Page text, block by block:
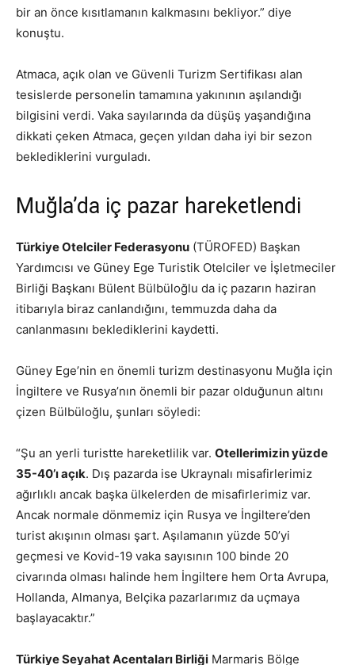
bir an önce kısıtlamanın kalkmasını bekliyor.” diye
konuştu.
Atmaca, açık olan ve Güvenli Turizm Sertifikası alan
tesislerde personelin tamamına yakınının aşılandığı
bilgisini verdi. Vaka sayılarında da düşüş yaşandığına
dikkati çeken Atmaca, geçen yıldan daha iyi bir sezon
beklediklerini vurguladı.
Muğla’da iç pazar hareketlendi
Türkiye Otelciler Federasyonu (TÜROFED) Başkan
Yardımcısı ve Güney Ege Turistik Otelciler ve İşletmeciler
Birliği Başkanı Bülent Bülbüloğlu da iç pazarın haziran
itibarıyla biraz canlandığını, temmuzda daha da
canlanmasını beklediklerini kaydetti.
Güney Ege’nin en önemli turizm destinasyonu Muğla için
İngiltere ve Rusya’nın önemli bir pazar olduğunun altını
çizen Bülbüloğlu, şunları söyledi:
“Şu an yerli turistte hareketlilik var. Otellerimizin yüzde
35-40’ı açık. Dış pazarda ise Ukraynalı misafirlerimiz
ağırlıklı ancak başka ülkelerden de misafirlerimiz var.
Ancak normale dönmemiz için Rusya ve İngiltere’den
turist akışının olması şart. Aşılamanın yüzde 50’yi
geçmesi ve Kovid-19 vaka sayısının 100 binde 20
civarında olması halinde hem İngiltere hem Orta Avrupa,
Hollanda, Almanya, Belçika pazarlarımız da uçmaya
başlayacaktır.”
Türkiye Seyahat Acentaları Birliği Marmaris Bölge